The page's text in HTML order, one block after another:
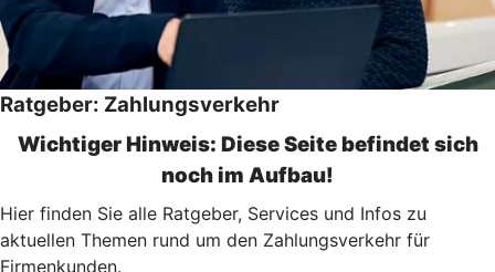
Ratgeber: Zahlungsverkehr
Wichtiger Hinweis: Diese Seite befindet sich
noch im Aufbau!
Hier finden Sie alle Ratgeber, Services und Infos zu
aktuellen Themen rund um den Zahlungsverkehr für
Firmenkunden.